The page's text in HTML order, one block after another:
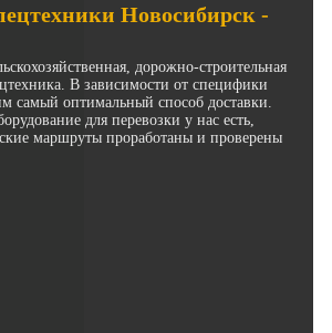
Новосибирск -
дорожно-строительная
В зависимости от специфики
самый оптимальный способ доставки.
для перевозки у нас есть,
маршруты проработаны и проверены